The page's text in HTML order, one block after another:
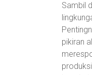
Sambil
pikiran